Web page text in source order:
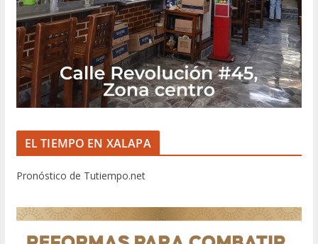
EL TIEMPO EN XALAPA
Pronóstico de Tutiempo.net